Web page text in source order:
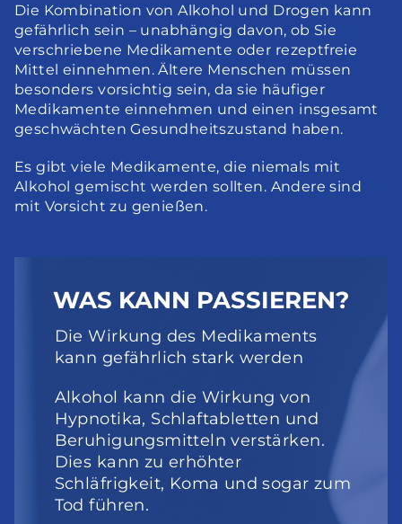
Die Kombination von Alkohol und Drogen kann
gefährlich sein – unabhängig davon, ob Sie
verschriebene Medikamente oder rezeptfreie
Mittel einnehmen. Ältere Menschen müssen
besonders vorsichtig sein, da sie häufiger
Medikamente einnehmen und einen insgesamt
geschwächten Gesundheitszustand haben.
Es gibt viele Medikamente, die niemals mit
Alkohol gemischt werden sollten. Andere sind
mit Vorsicht zu genießen.
WAS KANN PASSIEREN?
Die Wirkung des Medikaments
kann gefährlich stark werden
Alkohol kann die Wirkung von
Hypnotika, Schlaftabletten und
Beruhigungsmitteln verstärken.
Dies kann zu erhöhter
Schläfrigkeit, Koma und sogar zum
Tod führen.